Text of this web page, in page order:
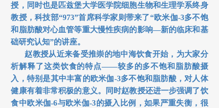
授，同时也是匹兹堡大学医学院细胞生物和生理学系终身
教授，科技部“973”首席科学家则带来了“欧米伽-3多不饱
和脂肪酸对心血管等重大慢性疾病的影响—新的临床和基
础研究认知”的讲座。
赵教授从近来备受推崇的地中海饮食开始，为大家分
析解释了这类饮食的特点——较多的多不饱和脂肪酸摄
入，特别是其中丰富的欧米伽-3多不饱和脂肪酸，对人体
健康有着非常积极的意义。同时赵教授还进一步强调了饮
食中欧米伽-6与欧米伽-3的摄入比例，如果严重失衡，很